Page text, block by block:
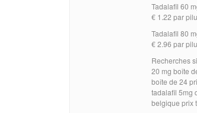
Tadalafil 60
€ 1.22 par
Tadalafil 80
€ 2.96 par
Recherches
20 mg boîte
boîte de 24
tadalafil 5mg
belgique prix